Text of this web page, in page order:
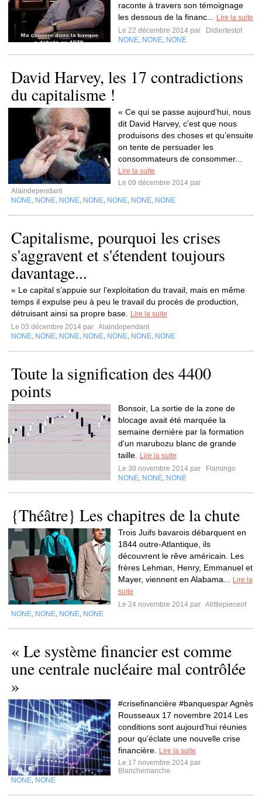
raconte à travers son témoignage
les dessous de la financ...
Lire la suite
Le 22 décembre 2014 par
Didiertestot
NONE NONE NONE
David Harvey, les 17 contradictions
du capitalisme !
« Ce qui se passe aujourd’hui, nous
dit David Harvey, c’est que nous
produisons des choses et qu’ensuite
on tente de persuader les
consommateurs de consommer...
Lire la suite
Le 09 décembre 2014 par
Alaindependant
NONE NONE NONE NONE NONE NONE NONE
Capitalisme, pourquoi les crises
s'aggravent et s'étendent toujours
davantage...
« Le capital s’appuie sur l’exploitation du travail, mais en même
temps il expulse peu à peu le travail du procès de production,
détruisant ainsi sa propre base.
Lire la suite
Le 03 décembre 2014 par Alaindependant
NONE NONE NONE NONE NONE NONE NONE
Toute la signification des 4400
points
Bonsoir, La sortie de la zone de
blocage avait été marquée la
semaine dernière par la formation
d'un marubozu blanc de grande
taille.
Lire la suite
Le 30 novembre 2014 par
Flamingo
NONE NONE NONE
{Théâtre} Les chapitres de la chute
Trois Juifs bavarois débarquent en
1844 outre-Atlantique, ils
découvrent le rêve américain. Les
frères Lehman, Henry, Emmanuel et
Mayer, viennent en Alabama...
Lire la
suite
Le 24 novembre 2014 par Alittlepieceof
NONE NONE NONE NONE
« Le système financier est comme
une centrale nucléaire mal contrôlée
»
#crisefinancière #banquespar Agnès
Rousseaux 17 novembre 2014 Les
conditions sont aujourd’hui réunies
pour qu’éclate une nouvelle crise
financière.
Lire la suite
Le 17 novembre 2014 par
Blanchemanche
NONE NONE